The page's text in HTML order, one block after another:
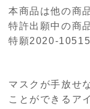
本商品は他の商
特許出願中の商
特願2020-
マスクが手放せ
ことができるア